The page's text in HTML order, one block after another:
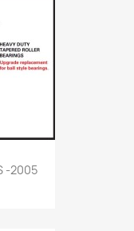
-2005